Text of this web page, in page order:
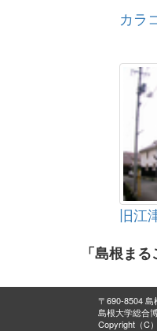
カラ
旧江
「島根ま
〒690-8504
島根大学総合
Copyright（C